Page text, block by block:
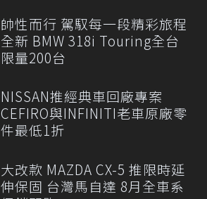
帥性而行 駕馭每一段精彩旅程
全新 BMW 318i Touring全台
限量200台
NISSAN推經典車回廠專案
CEFIRO與INFINITI老車原廠零
件最低1折
大改款 MAZDA CX-5 推限時延
伸保固 台灣馬自達 8月全車系